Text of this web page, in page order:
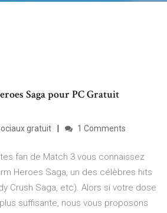
Saga pour PC Gratuit
gratuit 1 Comments
fan de Match 3 vous connaissez
Heroes Saga, un des célèbres hits
Crush Saga, etc). Alors si votre dose
suffisante, nous vous proposons